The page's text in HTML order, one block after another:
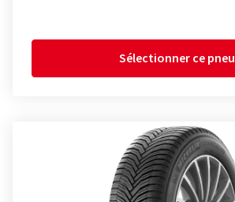
Sélectionner ce pneu